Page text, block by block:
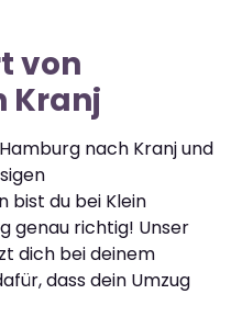
von
Kranj
nach Kranj und
bist du bei Klein
genau richtig! Unser
dich bei deinem
dass dein Umzug